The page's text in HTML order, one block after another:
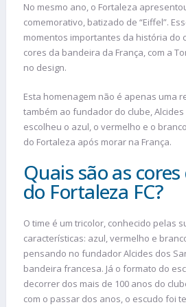
No mesmo ano, o Fortaleza
comemorativo, batizado de “Eiffel”.
momentos importantes da história do
cores da bandeira da França, com a
no design.
Esta homenagem não é apenas uma
também ao fundador do clube, Alcides
escolheu o azul, o vermelho e o
do Fortaleza após morar na França.
Quais são as
do Fortaleza FC?
O time é um tricolor, conhecido pelas
características: azul, vermelho e
pensando no fundador Alcides dos
bandeira francesa. Já o formato do
decorrer dos mais de 100 anos do
com o passar dos anos, o escudo foi